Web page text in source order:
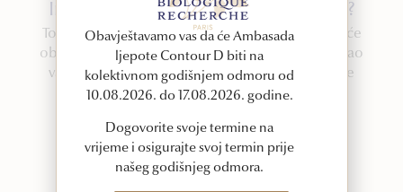
Imate upit ili želite zakazati termin?
Tokom vašeg termina, jedan od naših stručnjaka će
obaviti vizualnu konsultaciju kako bi dijagnosticirao
vašu kožu i vodio vas kroz Biologique Recherche
iskustvo.
KONTAKT
Obavještavamo vas da će Ambasada
ljepote Contour D biti na
kolektivnom godišnjem odmoru od
10.08.2026. do 17.08.2026. godine.
Dogovorite svoje termine na
vrijeme i osigurajte svoj termin prije
našeg godišnjeg odmora.